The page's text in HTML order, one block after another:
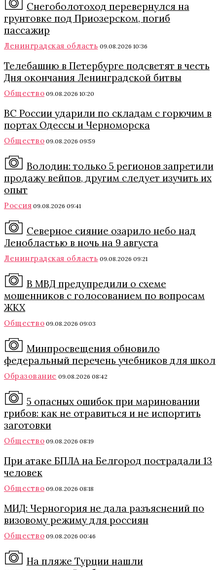
Снегоболотоход перевернулся на
грунтовке под Приозерском, погиб
пассажир
Ленинградская область 09.08.2026 10:36
Телебашню в Петербурге подсветят в честь
Дня окончания Ленинградской битвы
Общество 09.08.2026 10:20
ВС России ударили по складам с горючим в
портах Одессы и Черноморска
Общество 09.08.2026 09:59
Володин: только 5 регионов запретили
продажу вейпов, другим следует изучить их
опыт
Россия 09.08.2026 09:41
Северное сияние озарило небо над
Ленобластью в ночь на 9 августа
Ленинградская область 09.08.2026 09:21
В МВД предупредили о схеме
мошенников с голосованием по вопросам
ЖКХ
Общество 09.08.2026 09:03
Минпросвещения обновило
федеральный перечень учебников для школ
Образование 09.08.2026 08:42
5 опасных ошибок при мариновании
грибов: как не отравиться и не испортить
заготовки
Общество 09.08.2026 08:19
При атаке БПЛА на Белгород пострадали 13
человек
Общество 09.08.2026 08:18
МИД: Черногория не дала разъяснений по
визовому режиму для россиян
Общество 09.08.2026 00:46
На пляже Турции нашли